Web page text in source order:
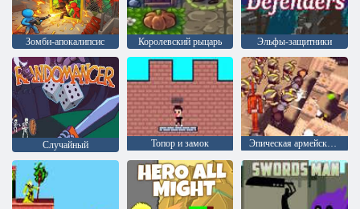
Зомби-апокалипсис Королевский рыцарь Эльфы-защитники
Случайный Топор и замок Эпическая армейская оборона Восходящая война